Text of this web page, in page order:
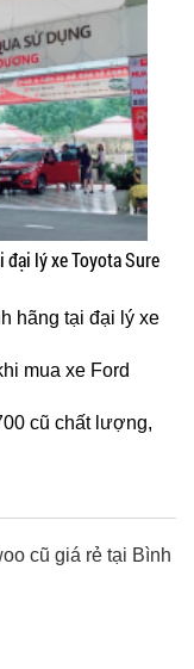
đại lý xe Toyota Sure
hãng tại đại lý xe
mua xe Ford
cũ chất lượng,